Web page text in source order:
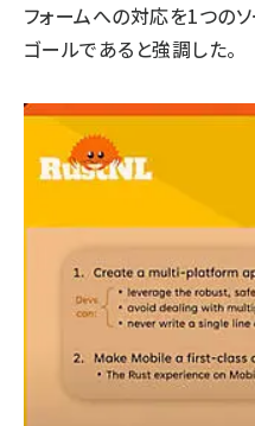
フォームへの対応を1つの
ゴールであると強調した。